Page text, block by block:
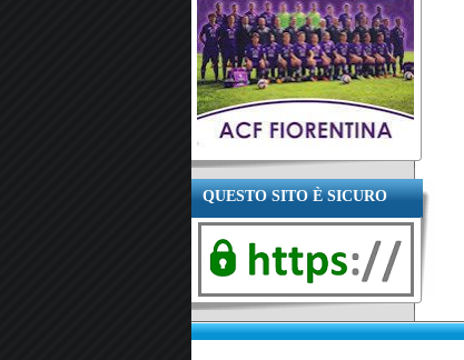
QUESTO SITO È SICURO